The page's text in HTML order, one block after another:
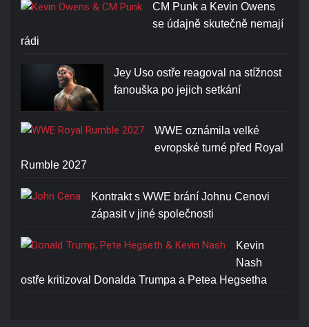
CM Punk a Kevin Owens
se údajně skutečně nemají
rádi
Jey Uso ostře reagoval na stížnost
fanouška po jejich setkání
WWE oznámila velké
evropské turné před Royal
Rumble 2027
Kontrakt s WWE brání Johnu Cenovi
zápasit v jiné společnosti
Kevin
Nash
ostře kritizoval Donalda Trumpa a Petea Hegsetha